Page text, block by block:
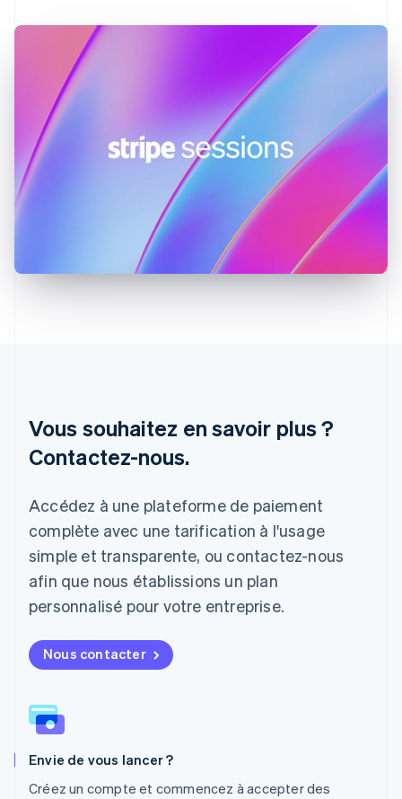
Vous souhaitez en savoir plus ?
Contactez-nous.
Accédez à une plateforme de paiement
complète avec une tarification à l'usage
simple et transparente, ou contactez-nous
afin que nous établissions un plan
personnalisé pour votre entreprise.
Nous contacter
Envie de vous lancer ?
Créez un compte et commencez à accepter des
English
États-Unis
English
Finlande
English
France
English
Inde
Lettonie
English
Liechtenstein
English
Luxembourg
Français Deutsch
Malaisie
English 简体中文
Malte
Mexique
EspañolEnglish
Norvège
Nouvelle-Zélande
English
NederlandsEnglish